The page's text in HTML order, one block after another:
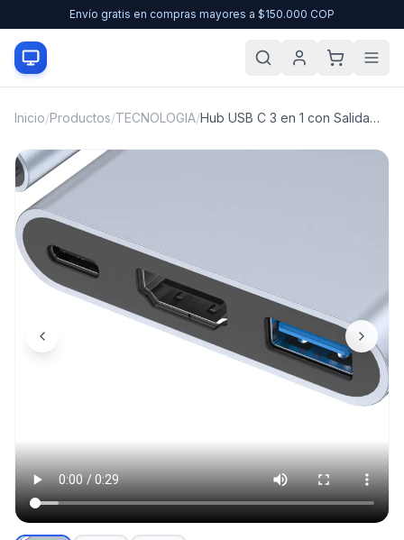
Envío gratis en compras mayores a $150.000 COP
Inicio/Productos/TECNOLOGIA/ Hub USB C 3 en 1 con Salida Thunderbolt 3 a HDTV 4K, Puerto USB 3.0